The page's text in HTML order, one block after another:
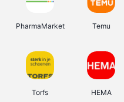
PharmaMarket Temu
Torfs HEMA